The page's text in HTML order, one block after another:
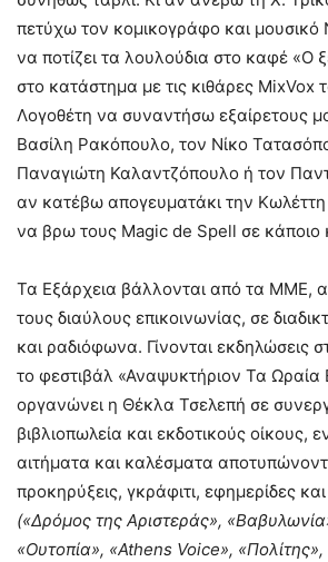
πετύχω τον κομικογράφο και
να ποτίζει τα λουλούδια στο καφέ «Ο
στο κατάστημα με τις κιθάρες MixVox
Λογοθέτη να συναντήσω εξαίρετους
Βασίλη Ρακόπουλο, τον Νίκο
Παναγιώτη Καλαντζόπουλο ή τον
αν κατέβω απογευματάκι την Κωλέττη
να βρω τους Magic de Spell σε κάποιο
Τα Εξάρχεια βάλλονται από τα ΜΜΕ,
τους διαύλους επικοινωνίας, σε
και ραδιόφωνα. Γίνονται εκδηλώσεις
το φεστιβάλ «Αναψυκτήριον Τα Ωραία
οργανώνει η Θέκλα Τσελεπή σε
βιβλιοπωλεία και εκδοτικούς οίκους,
αιτήματα και καλέσματα
προκηρύξεις, γκράφιτι, εφημερίδες και
(«Δρόμος της Αριστεράς»,
«Ουτοπία», «Athens Voice»,